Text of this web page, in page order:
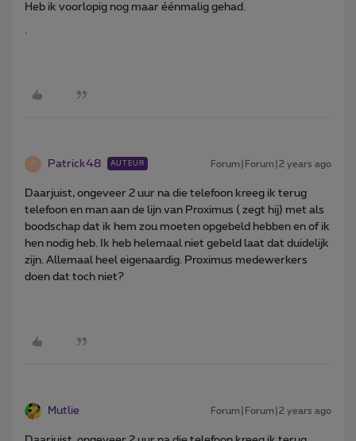
Heb ik voorlopig nog maar éénmalig gehad.
P Patrick48 AUTEUR Forum|Forum|2 years ago
Daarjuist, ongeveer 2 uur na die telefoon kreeg ik terug
telefoon en man aan de lijn van Proximus ( zegt hij) met als
boodschap dat ik hem zou moeten opgebeld hebben en of ik
hen nodig heb. Ik heb helemaal niet gebeld laat dat duidelijk
zijn. Allemaal heel eigenaardig. Proximus medewerkers
doen dat toch niet?
Mutlie Forum|Forum|2 years ago